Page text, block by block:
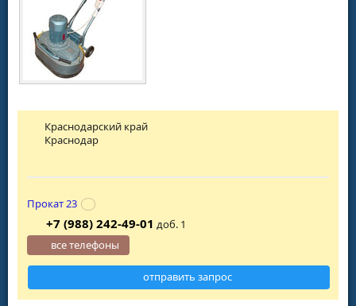
Краснодарский край
Краснодар
Прокат 23
+7 (988) 242-49-01 доб. 1
все телефоны
отправить запрос